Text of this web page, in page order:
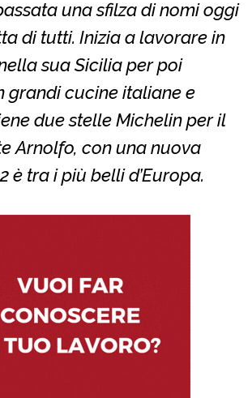
una sfilza di nomi oggi
di tutti. Inizia a lavorare in
sua Sicilia per poi
grandi cucine italiane e
due stelle Michelin per il
Arnolfo, con una nuova
è tra i più belli d’Europa.